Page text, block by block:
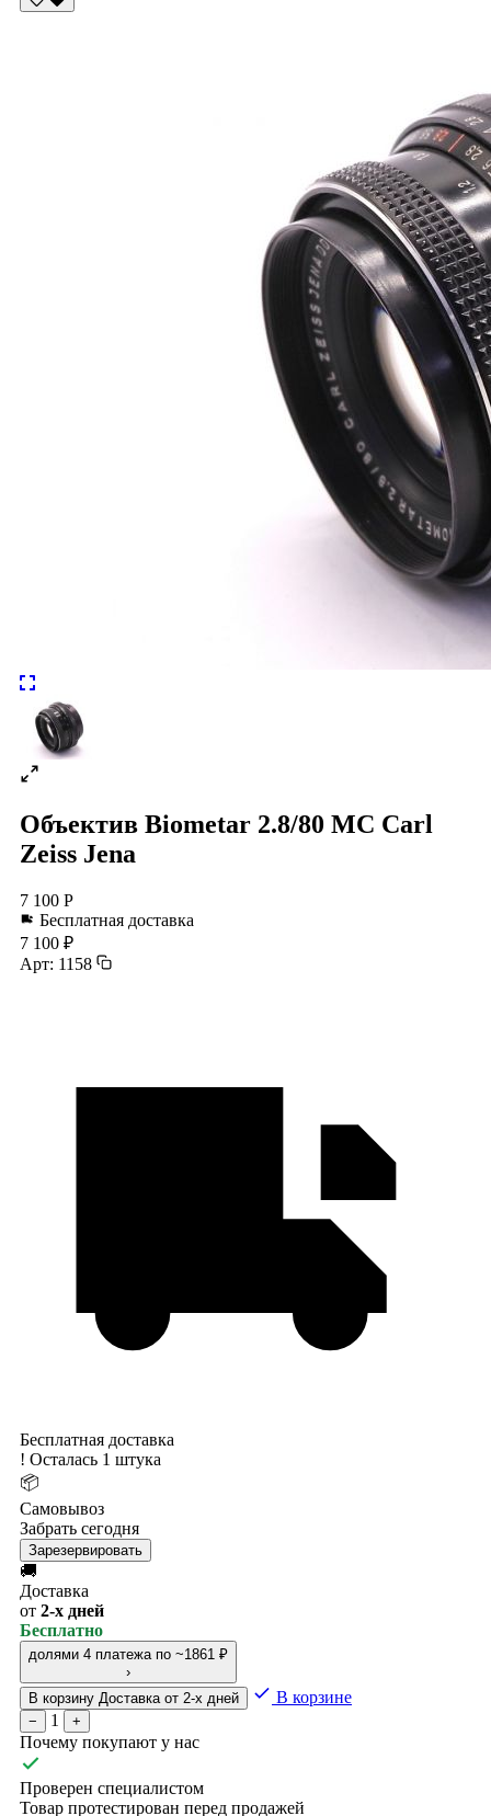
Объектив Biometar 2.8/80 MC Carl
Zeiss Jena
7 100 Р
Бесплатная доставка
7 100 ₽
Арт: 1158
Бесплатная доставка
! Осталась 1 штука
📦
Самовывоз
Забрать сегодня
Зарезервировать
🚚
Доставка
от 2-х дней
Бесплатно
долями 4 платежа по ~1861 ₽
›
В корзину Доставка от 2-х дней В корзине
− 1 +
Почему покупают у нас
Проверен специалистом
Товар протестирован перед продажей